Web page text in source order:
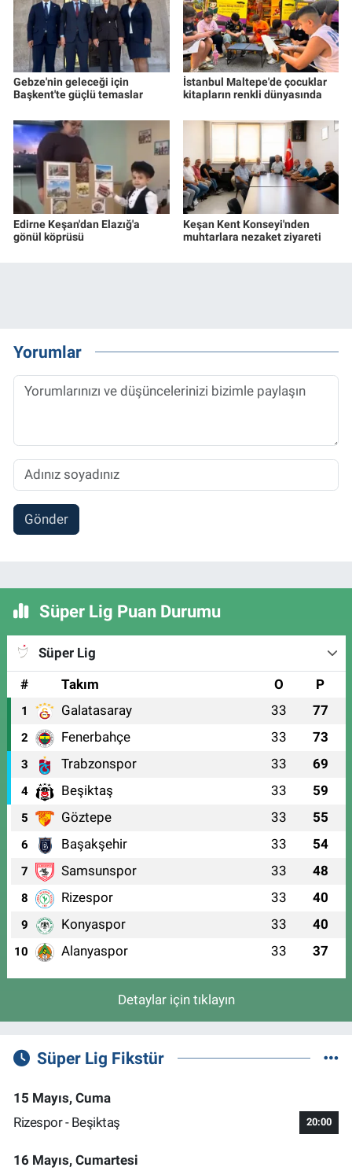
Gebze'nin geleceği için
Başkent'te güçlü temaslar
İstanbul Maltepe'de çocuklar
kitapların renkli dünyasında
Edirne Keşan'dan Elazığ'a
gönül köprüsü
Keşan Kent Konseyi'nden
muhtarlara nezaket ziyareti
Yorumlar
Gönder
Süper Lig Puan Durumu
Süper Lig
#
Takım O P
1 Galatasaray 33 77
2 Fenerbahçe 33 73
3 Trabzonspor 33 69
4 Beşiktaş 33 59
5 Göztepe 33 55
6 Başakşehir 33 54
7 Samsunspor 33 48
8 Rizespor 33 40
9 Konyaspor 33 40
10 Alanyaspor 33 37
Detaylar için tıklayın
Süper Lig Fikstür
15 Mayıs, Cuma
Rizespor - Beşiktaş
20:00
16 Mayıs, Cumartesi